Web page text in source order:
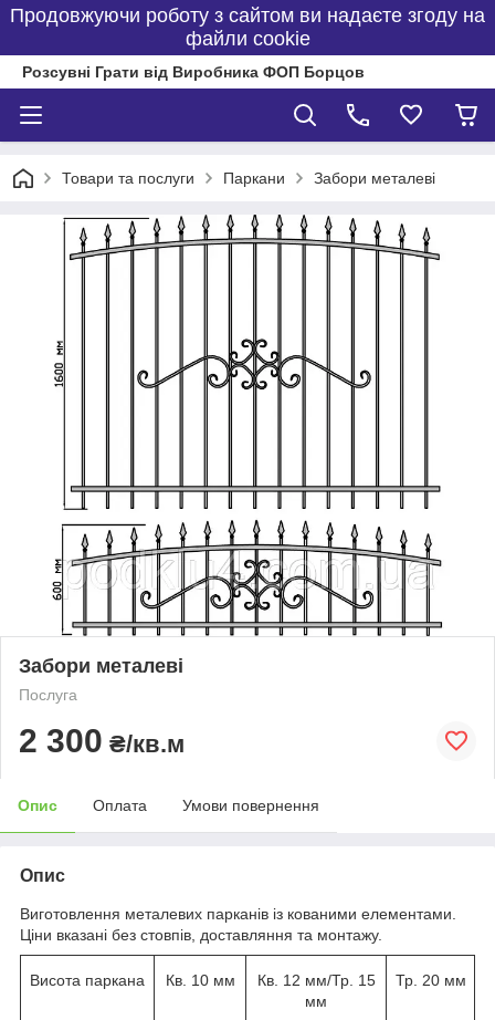
Продовжуючи роботу з сайтом ви надаєте згоду на
файли cookie
Розсувні Грати від Виробника ФОП Борцов
Товари та послуги Паркани Забори металеві
Забори металеві
Послуга
2 300 ₴/кв.м
Опис Оплата Умови повернення
Опис
Виготовлення металевих парканів із кованими елементами.
Ціни вказані без стовпів, доставляння та монтажу.
Висота паркана Кв. 10 мм
Кв. 12 мм/Тр. 15
мм
Тр. 20 мм